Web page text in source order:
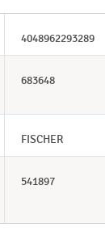
4048962293289
683648
FISCHER
541897